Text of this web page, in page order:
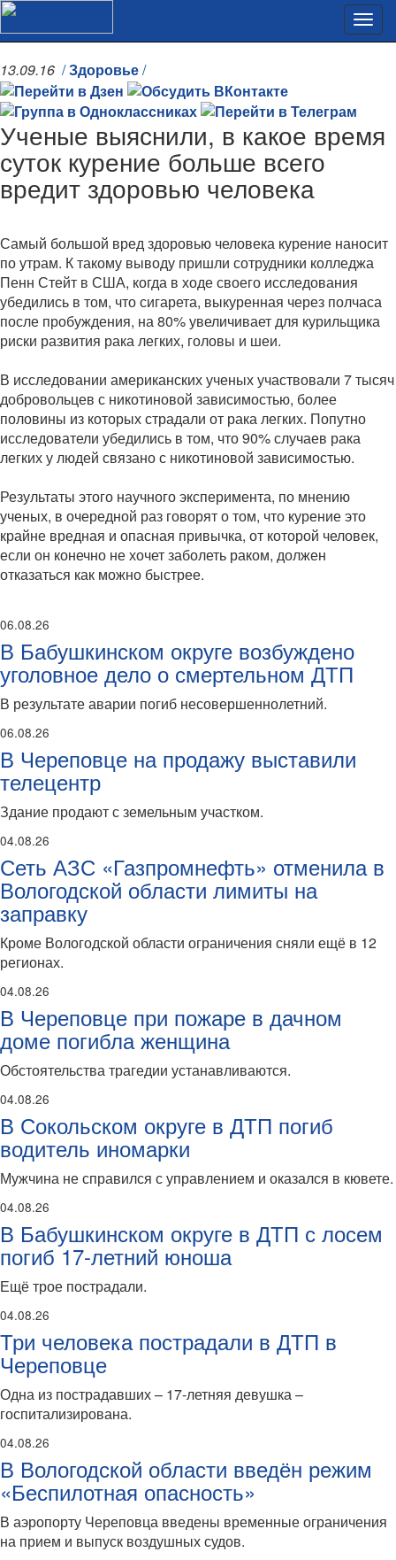
13.09.16 /Здоровье/
Ученые выяснили, в какое время
суток курение больше всего
вредит здоровью человека
Самый большой вред здоровью человека курение наносит
по утрам. К такому выводу пришли сотрудники колледжа
Пенн Стейт в США, когда в ходе своего исследования
убедились в том, что сигарета, выкуренная через полчаса
после пробуждения, на 80% увеличивает для курильщика
риски развития рака легких, головы и шеи.
В исследовании американских ученых участвовали 7 тысяч
добровольцев с никотиновой зависимостью, более
половины из которых страдали от рака легких. Попутно
исследователи убедились в том, что 90% случаев рака
легких у людей связано с никотиновой зависимостью.
Результаты этого научного эксперимента, по мнению
ученых, в очередной раз говорят о том, что курение это
крайне вредная и опасная привычка, от которой человек,
если он конечно не хочет заболеть раком, должен
отказаться как можно быстрее.
06.08.26
В Бабушкинском округе возбуждено
уголовное дело о смертельном ДТП
В результате аварии погиб несовершеннолетний.
06.08.26
В Череповце на продажу выставили
телецентр
Здание продают с земельным участком.
04.08.26
Сеть АЗС «Газпромнефть» отменила в
Вологодской области лимиты на
заправку
Кроме Вологодской области ограничения сняли ещё в 12
регионах.
04.08.26
В Череповце при пожаре в дачном
доме погибла женщина
Обстоятельства трагедии устанавливаются.
04.08.26
В Сокольском округе в ДТП погиб
водитель иномарки
Мужчина не справился с управлением и оказался в кювете.
04.08.26
В Бабушкинском округе в ДТП с лосем
погиб 17-летний юноша
Ещё трое пострадали.
04.08.26
Три человека пострадали в ДТП в
Череповце
Одна из пострадавших – 17-летняя девушка –
госпитализирована.
04.08.26
В Вологодской области введён режим
«Беспилотная опасность»
В аэропорту Череповца введены временные ограничения
на прием и выпуск воздушных судов.